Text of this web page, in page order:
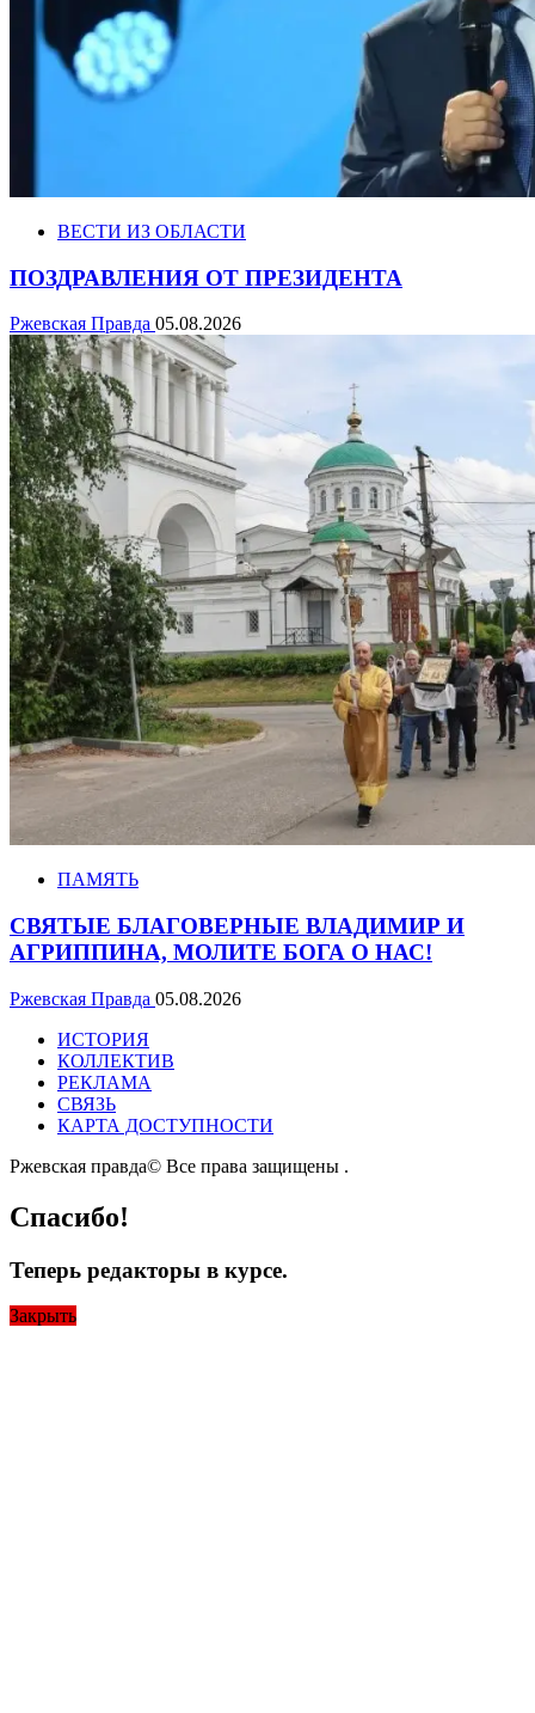
ВЕСТИ ИЗ ОБЛАСТИ
ПОЗДРАВЛЕНИЯ ОТ ПРЕЗИДЕНТА
Ржевская Правда 05.08.2026
ПАМЯТЬ
СВЯТЫЕ БЛАГОВЕРНЫЕ ВЛАДИМИР И
АГРИППИНА, МОЛИТЕ БОГА О НАС!
Ржевская Правда 05.08.2026
ИСТОРИЯ
КОЛЛЕКТИВ
РЕКЛАМА
СВЯЗЬ
КАРТА ДОСТУПНОСТИ
Ржевская правда© Все права защищены .
Спасибо!
Теперь редакторы в курсе.
Закрыть